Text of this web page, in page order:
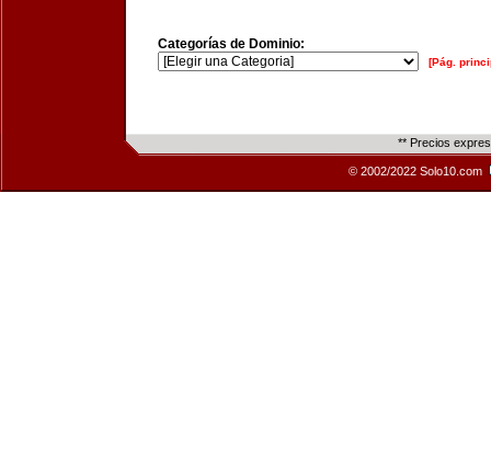
Categorías de Dominio:
[Pág.
** Precios
© 2002/2022 Solo10.com